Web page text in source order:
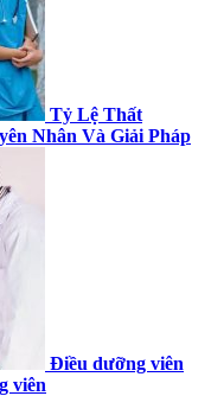
Tỷ Lệ Thất
Nhân Và Giải Pháp
Điều dưỡng viên
viên